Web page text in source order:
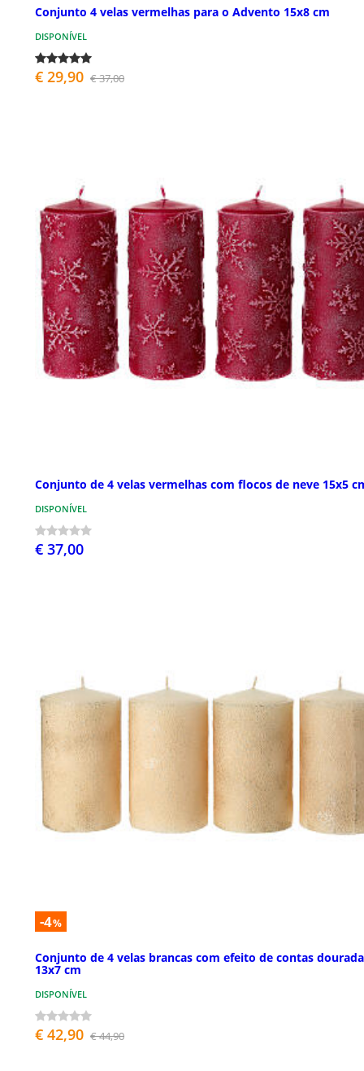
Conjunto 4 velas vermelhas para o Advento 15x8 cm
DISPONÍVEL
€ 29,90 € 37,00
Conjunto de 4 velas vermelhas com flocos de neve 15x5
DISPONÍVEL
€ 37,00
-4%
Conjunto de 4 velas brancas com efeito de contas
13x7 cm
DISPONÍVEL
€ 42,90 € 44,90